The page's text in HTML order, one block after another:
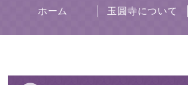
ホーム 玉圓寺について